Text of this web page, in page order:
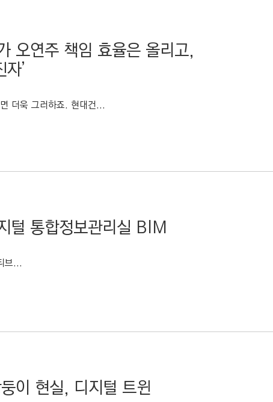
오연주 책임 효율은 올리고,
’
더욱 그러하죠. 현대건...
털 통합정보관리실 BIM
브...
이 현실, 디지털 트윈